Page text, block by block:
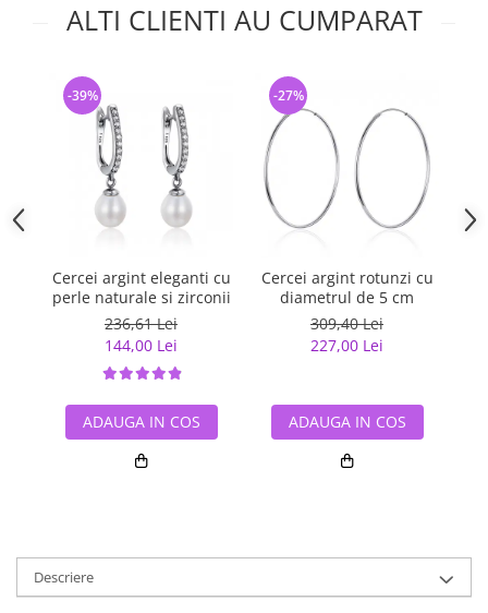
ALTI CLIENTI AU CUMPARAT
Cercei argint eleganti cu
perle naturale si zirconii
236,61 Lei
144,00 Lei
-39%
ADAUGA IN COS
Cercei argint rotunzi cu
diametrul de 5 cm
309,40 Lei
227,00 Lei
-27%
ADAUGA IN COS
Descriere